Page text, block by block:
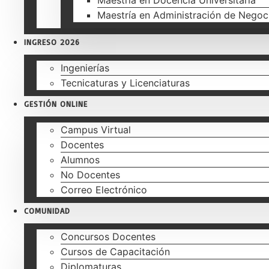
Maestría en Administración de
INGRESO 2026
Ingenierías
Tecnicaturas y Licenciaturas
GESTIÓN ONLINE
Campus Virtual
Docentes
Alumnos
No Docentes
Correo Electrónico
COMUNIDAD
Concursos Docentes
Cursos de Capacitación
Diplomaturas